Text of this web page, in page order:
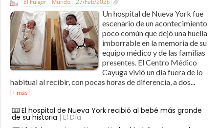
El Fulgor Mundo 27/Feb/2026
Un hospital de Nueva York fue
escenario de un acontecimiento
poco común que dejó una huella
imborrable en la memoria de su
equipo médico y de las familias
presentes. El Centro Médico
Cayuga vivió un día fuera de lo
habitual al recibir, con pocas horas de diferencia, a dos...
+ más
El hospital de Nueva York recibió al bebé más grande
de su historia | El Día